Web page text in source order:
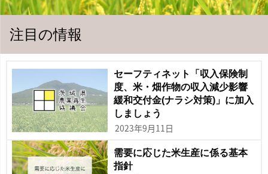
注目の情報
セーフティネット「収入保険制
度、米・畑作物の収入減少影響
緩和交付金(ナラシ対策)」に加入
しましょう
2023年9月11日
需要に応じた米生産に係る基本
指針